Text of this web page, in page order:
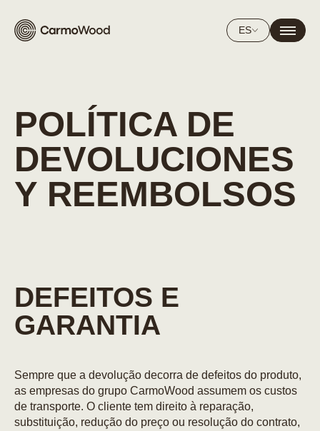
ES
POLÍTICA DE
DEVOLUCIONES
Y REEMBOLSOS
DEFEITOS E
GARANTIA
Sempre que a devolução decorra de defeitos do produto,
as empresas do grupo CarmoWood assumem os custos
de transporte. O cliente tem direito à reparação,
substituição, redução do preço ou resolução do contrato,